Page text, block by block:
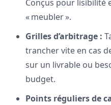
Conçus pour lisibilité
« meubler ».
Grilles d’arbitrage :
trancher vite en cas
sur un livrable ou
budget.
Points réguliers de